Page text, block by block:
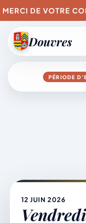
DE VOTRE
Douvres
Agenda
Mairie & Vie
PÉRIODE
12 JUIN 2026